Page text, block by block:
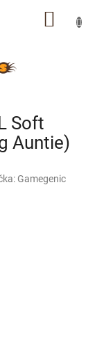
Soft
Auntie)
Gamegenic